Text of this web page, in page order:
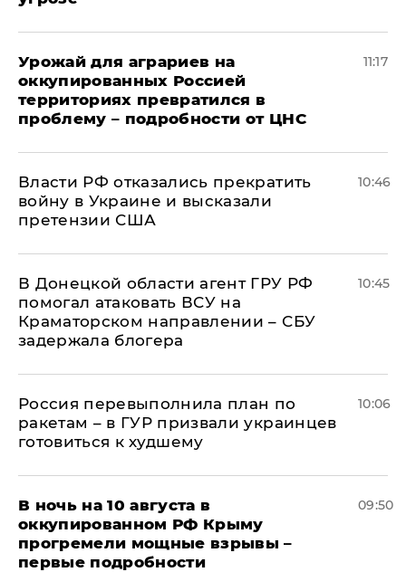
Урожай для аграриев на
оккупированных Россией
территориях превратился в
проблему – подробности от ЦНС
11:17
Власти РФ отказались прекратить
войну в Украине и высказали
претензии США
10:46
В Донецкой области агент ГРУ РФ
помогал атаковать ВСУ на
Краматорском направлении – СБУ
задержала блогера
10:45
Россия перевыполнила план по
ракетам – в ГУР призвали украинцев
готовиться к худшему
10:06
В ночь на 10 августа в
оккупированном РФ Крыму
прогремели мощные взрывы –
первые подробности
09:50